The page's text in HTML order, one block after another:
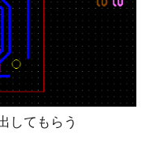
してもらう